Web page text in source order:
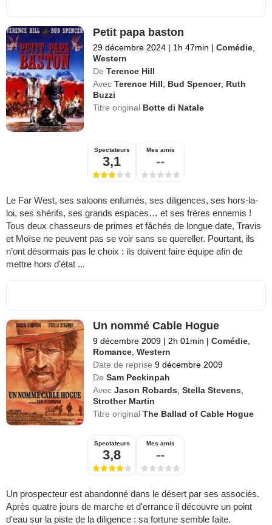
Petit papa baston
29 décembre 2024 | 1h 47min | Comédie
Western
De Terence Hill
Avec Terence Hill Bud Spencer, Ruth
Buzzi
Titre original Botte di Natale
Spectateurs
3,1
Mes amis
--
Le Far West, ses saloons enfumés, ses diligences, ses hors-la-
loi, ses shérifs, ses grands espaces… et ses frères ennemis !
Tous deux chasseurs de primes et fâchés de longue date, Travis
et Moïse ne peuvent pas se voir sans se quereller. Pourtant, ils
n’ont désormais pas le choix : ils doivent faire équipe afin de
mettre hors d’état ...
Un nommé Cable Hogue
9 décembre 2009 | 2h 01min | Comédie,
Romance,Western
Date de reprise 9 décembre 2009
De Sam Peckinpah
Avec Jason Robards,Stella Stevens,
Strother Martin
Titre originalThe Ballad of Cable Hogue
Spectateurs
3,8
Mes amis
--
Un prospecteur est abandonné dans le désert par ses associés.
Après quatre jours de marche et d'errance il découvre un point
d'eau sur la piste de la diligence : sa fortune semble faite.